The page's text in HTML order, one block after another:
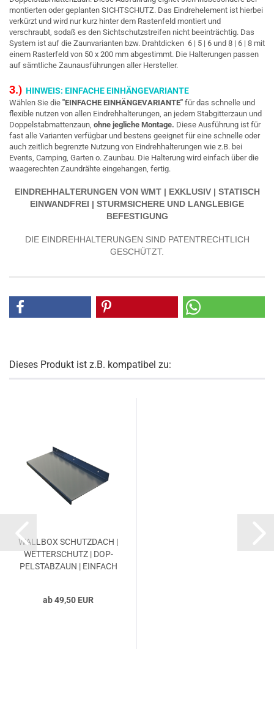
montierten oder geplanten SICHTSCHUTZ. Das Eindrehelement ist hierbei
verkürzt und wird nur kurz hinter dem Rastenfeld montiert und
verschraubt, sodaß es den Sichtschutzstreifen nicht beeinträchtig. Das
System ist auf die Zaunvarianten bzw. Drahtdicken 6 | 5 | 6 und 8 | 6 | 8 mit
einem Rasterfeld von 50 x 200 mm abgestimmt. Die Halterungen passen
auf sämtliche Zaunausführungen aller Hersteller.
3.) HINWEIS: EINFACHE EINHÄNGEVARIANTE
Wählen Sie die "EINFACHE EINHÄNGEVARIANTE" für das schnelle und
flexible nutzen von allen Eindrehhalterungen, an jedem Stabgitterzaun und
Doppelstabmattenzaun, ohne jegliche Montage. Diese Ausführung ist für
fast alle Varianten verfügbar und bestens geeignet für eine schnelle oder
auch zeitlich begrenzte Nutzung von Eindrehhalterungen wie z.B. bei
Events, Camping, Garten o. Zaunbau. Die Halterung wird einfach über die
waagerechten Zaundrähte eingehangen, fertig.
EINDREHHALTERUNGEN VON WMT | EXKLUSIV | STATISCH
EINWANDFREI | STURMSICHERE UND LANGLEBIGE
BEFESTIGUNG
DIE EINDREHHALTERUNGEN SIND PATENTRECHTLICH
GESCHÜTZT.
Dieses Produkt ist z.B. kompatibel zu:
WALL­BOX SCHUTZ­DACH |
WET­TER­SCHUTZ | DOP­
PEL­STAB­ZAUN | EIN­FACH
ab 49,50 EUR